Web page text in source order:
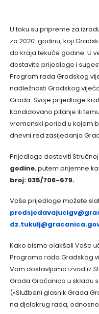
U toku su pripreme za
za 2020. godinu, koji
do kraja tekuće godine. U
dostavite prijedloge i
Program rada Gradskog
nadležnosti Gradskog
Grada. Svoje prijedloge
kandidovano pitanje ili
vremenski period u kojem
dnevni red zasijedanja
Prijedloge dostaviti
godine, putem prijemne
broj: 035/706-679.
Vaše prijedloge možete
Kako bismo olakšali Vaše
Programa rada Gradskog
Vam dostavljamo izvod iz
Grada Gračanica u skladu
(«Službeni glasnik Grada
na djelokrug rada,